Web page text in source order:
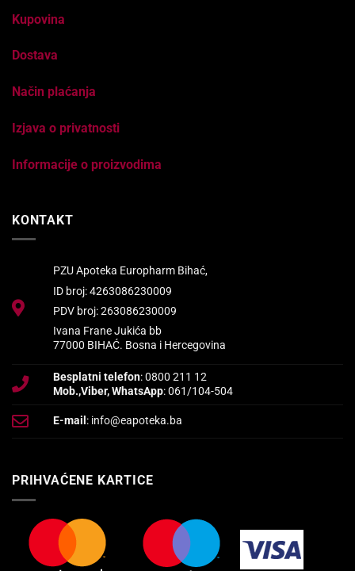
Kupovina
Dostava
Način plaćanja
Izjava o privatnosti
Informacije o proizvodima
KONTAKT
PZU Apoteka Europharm Bihać,
ID broj: 4263086230009
PDV broj: 263086230009
Ivana Frane Jukića bb
77000 BIHAĆ. Bosna i Hercegovina
Besplatni telefon: 0800 211 12
Mob.,Viber, WhatsApp: 061/104-504
E-mail : info@eapoteka.ba
PRIHVAĆENE KARTICE